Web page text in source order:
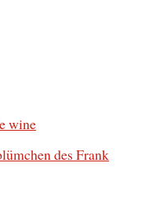
wine
des Frank